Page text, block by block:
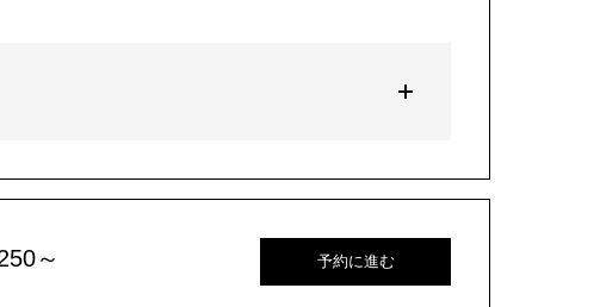
～ 予約に進む